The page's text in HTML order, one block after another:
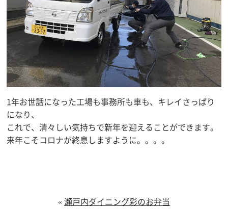
1年お世話になった工場も事務所も車も、キレイさっぱり
になり、
これで、清々しい気持ちで新年を迎えることができます。
来年こそコロナが終息しますように。。。。
« 瀬戸内ダイニング彩のお弁当